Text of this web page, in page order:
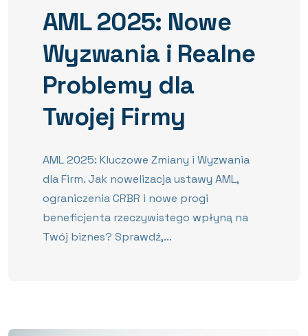
AML 2025: Nowe
Wyzwania i Realne
Problemy dla
Twojej Firmy
AML 2025: Kluczowe Zmiany i Wyzwania
dla Firm. Jak nowelizacja ustawy AML,
ograniczenia CRBR i nowe progi
beneficjenta rzeczywistego wpłyną na
Twój biznes? Sprawdź,...